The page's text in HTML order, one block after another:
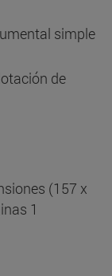
simple
de
(157 x
1